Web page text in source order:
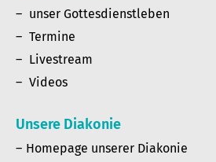
unser Gottesdienstleben
Termine
Livestream
Videos
Unsere Diakonie
Homepage unserer Diakonie